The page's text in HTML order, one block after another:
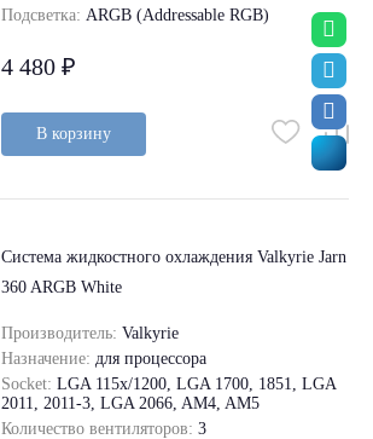
Подсветка: ARGB (Addressable RGB)
4 480 ₽
В корзину
Система жидкостного охлаждения Valkyrie Jarn
360 ARGB White
Производитель: Valkyrie
Назначение: для процессора
Socket: LGA 115x/1200, LGA 1700, 1851, LGA
2011, 2011-3, LGA 2066, AM4, AM5
Количество вентиляторов: 3